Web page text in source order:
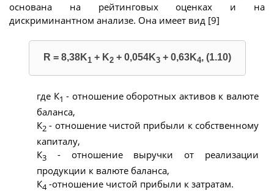
основана на рейтинговых оценках и на
дискриминантном анализе. Она имеет вид [9]
R = 8,38K1 + K2+ 0,054K3+ 0,63K4, (1.10)
где К1 - отношение оборотных активов к валюте
баланса,
К2 - отношение чистой прибыли к собственному
капиталу,
К3 - отношение выручки от реализации
продукции к валюте баланса,
К4 -отношение чистой прибыли к затратам.